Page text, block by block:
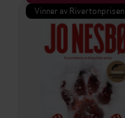
Vinner av Rivertonprisen